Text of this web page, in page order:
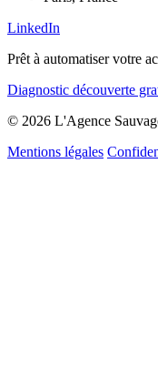
LinkedIn
Prêt à automatiser votre
Diagnostic découverte
© 2026 L'Agence
Mentions légales